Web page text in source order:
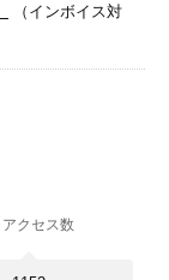
（インボイス対
アクセス数